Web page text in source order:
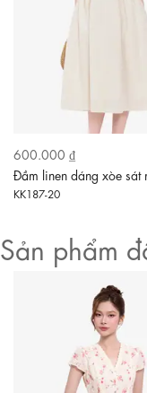
600.000 ₫
Đầm linen dáng xòe sát
KK187-20
Sản phẩm